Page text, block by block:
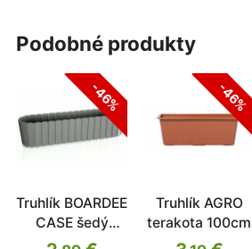
podobné produkty
-46%
Truhlík BOARDEE
CASE šedý
kámen 58,7cm
-46%
Truhlík AGRO
terakota 100cm